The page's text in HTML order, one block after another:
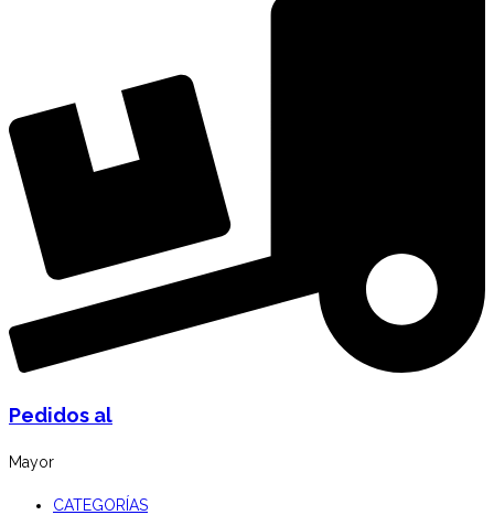
Pedidos al
Mayor
CATEGORÍAS